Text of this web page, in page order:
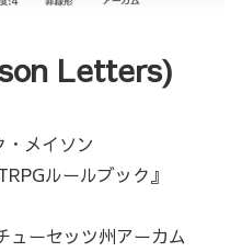
Letters)
メイソン
ルールブック』
ーセッツ州アーカム